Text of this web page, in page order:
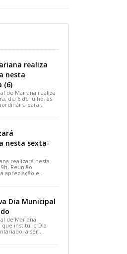
realiza
nesta
(6)
de Mariana realiza
dia 6 de julho, às
para
projetos de
nesta sexta-
realizará nesta
Reunião
apreciação e
de interesse
Dia Municipal
de Mariana
institui o Dia
a ser
agosto. A medida,